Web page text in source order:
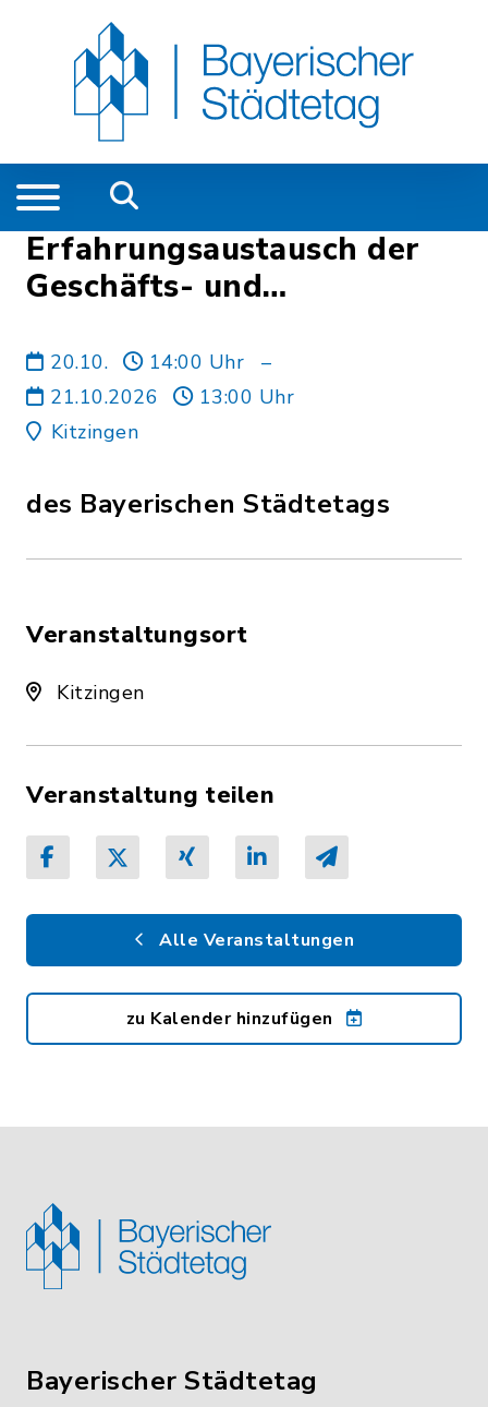
Erfahrungsaustausch der
Geschäfts- und
Großen Kreisstädte und
Großen
Delegationsgemeinden
20.10. 14:00 Uhr
–
21.10.2026
13:00 Uhr
Kitzingen
des Bayerischen Städtetags
Veranstaltungsort
Kitzingen
Veranstaltung teilen
Alle Veranstaltungen
zu Kalender hinzufügen
Bayerischer Städtetag